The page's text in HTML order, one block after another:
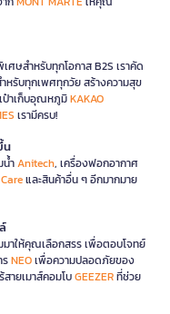
ษสำหรับทุกโอกาส B2S เราคัด
หรับทุกเพศทุกวัย สร้างความสุข
ป๋าเก็บอุณหภูมิKAKAO
เรามีครบ!
น
น้ำAnitech, เครื่องฟอกอากาศ
และสินค้าอื่น ๆ อีกมากมาย
าให้คุณเลือกสรร เพื่อตอบโจทย์
NEOเพื่อความปลอดภัยของ
ายเมาส์คอมโบGEEZERที่ช่วย